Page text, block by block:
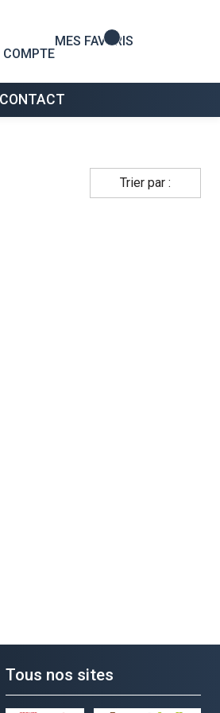
COMPTE
MES FAVORIS
CONTACT
Trier par :
Tous nos sites